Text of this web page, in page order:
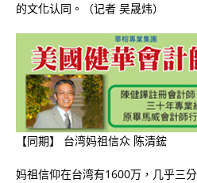
的文化认同。（记者 吴晟炜）
【同期】 台湾妈祖信众 陈清鋐
妈祖信仰在台湾有1600万，几乎三